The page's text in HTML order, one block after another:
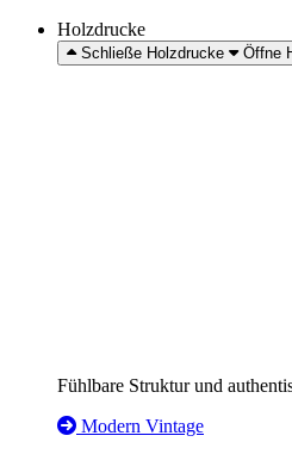
Holzdrucke
Schließe Holzdrucke Öffne
Fühlbare Struktur und
Modern Vintage